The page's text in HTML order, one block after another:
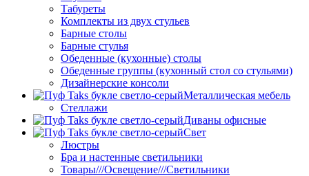
Табуреты
Комплекты из двух стульев
Барные столы
Барные стулья
Обеденные (кухонные) столы
Обеденные группы (кухонный стол со стульями)
Дизайнерские консоли
Металлическая мебель
Стеллажи
Диваны офисные
Свет
Люстры
Бра и настенные светильники
Товары///Освещение///Светильники